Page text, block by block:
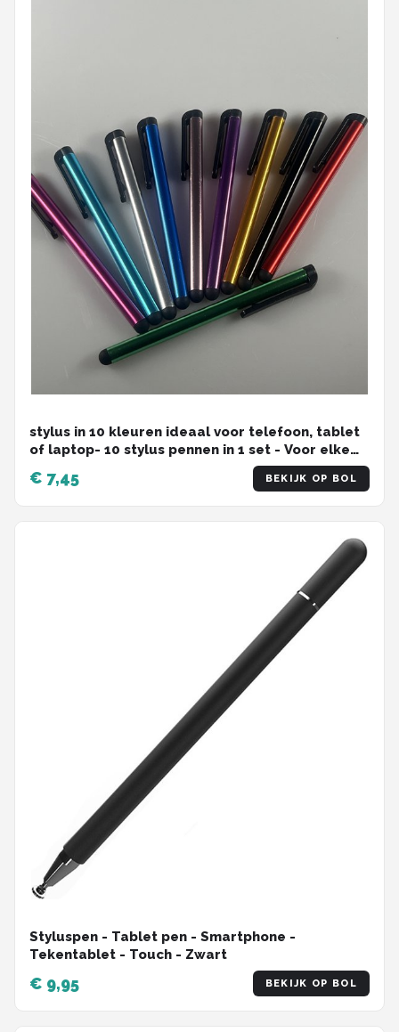
stylus in 10 kleuren ideaal voor telefoon, tablet
of laptop- 10 stylus pennen in 1 set - Voor elke
gelegenheid een kleur - Nauwkeurige bediening
- leuk cadeau-idee
€ 7,45 BEKIJK OP BOL
Styluspen - Tablet pen - Smartphone -
Tekentablet - Touch - Zwart
€ 9,95 BEKIJK OP BOL